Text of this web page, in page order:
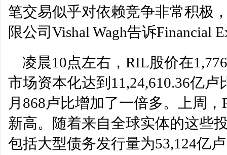
笔交易似乎对依赖竞争非常积极
限公司Vishal Wagh告诉Financial
凌晨10点左右，RIL股价在
市场资本化达到11,24,610.36亿
月868卢比增加了一倍多。上周
新高。随着来自全球实体的这些
包括大型债务发行量为53,124亿